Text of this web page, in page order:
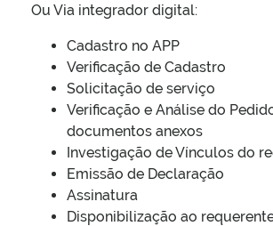
Ou Via integrador digital:
Cadastro no APP
Verificação de Cadastro
Solicitação de serviço
Verificação e Análise do
documentos anexos
Investigação de Vínculos do
Emissão de Declaração
Assinatura
Disponibilização ao